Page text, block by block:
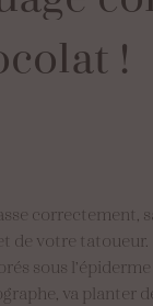
!
correctement,
de votre tatoueur.
sous l’épiderme
va planter